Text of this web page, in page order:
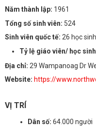
Năm thành lập: 1961
Tổng số sinh viên: 524
Sinh viên quốc tế: 26 học sinh
Tỷ lệ giáo viên/ học
Địa chỉ: 29 Wampanoag Dr
Website: https://
VỊ TRÍ
Dân số: 64.000 người